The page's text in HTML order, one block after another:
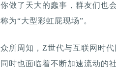
你做了天大的蠢事，群友们也
称为“大型彩虹屁现场”。
众所周知，Z世代与互联网时
同时也面临着不断加速流动的